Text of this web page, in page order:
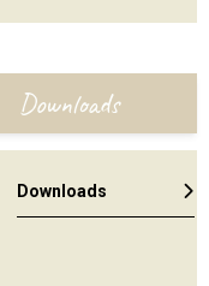
Downloads
Downloads